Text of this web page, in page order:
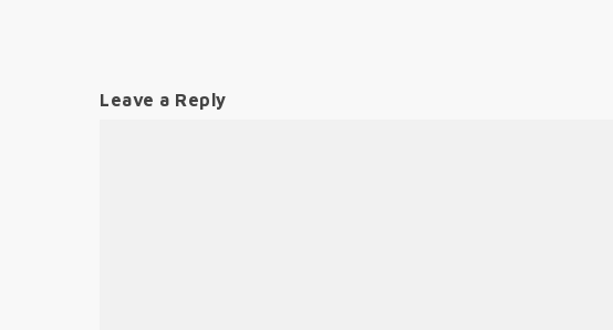
Leave a Reply